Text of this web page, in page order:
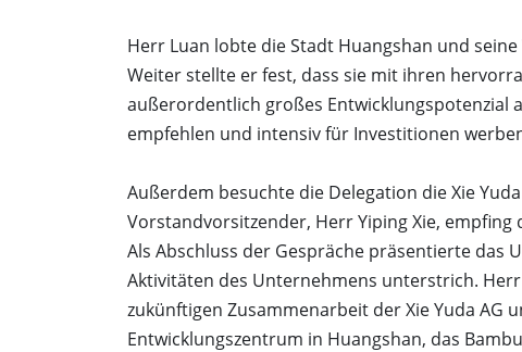
Herr Luan lobte die Stadt Huangshan und
Weiter stellte er fest, dass sie mit ihren
außerordentlich großes Entwicklungspotenzial
empfehlen und intensiv für Investitionen
Außerdem besuchte die Delegation die Xie
Vorstandvorsitzender, Herr Yiping Xie, empfing
Als Abschluss der Gespräche präsentierte das
Aktivitäten des Unternehmens unterstrich.
zukünftigen Zusammenarbeit der Xie Yuda AG
Entwicklungszentrum in Huangshan, das